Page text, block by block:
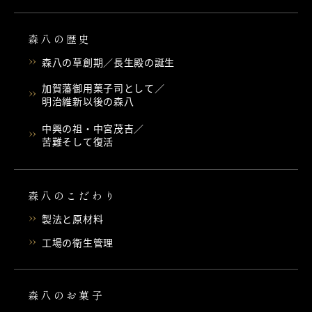
森八の歴史
森八の草創期／長生殿の誕生
加賀藩御用菓子司として／
明治維新以後の森八
中興の祖・中宮茂吉／
苦難そして復活
森八のこだわり
製法と原材料
工場の衛生管理
森八のお菓子